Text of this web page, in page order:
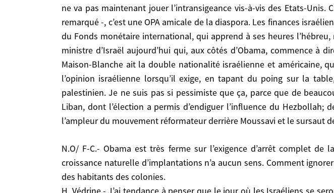
ne va pas maintenant jouer l’intransigeance vis-à-vis des Etats-Unis.
remarqué -, c’est une OPA amicale de la diaspora. Les finances
du Fonds monétaire international, qui apprend à ses heures
ministre d’Israël aujourd’hui qui, aux côtés d’Obama, commence à
Maison-Blanche ait la double nationalité israélienne et américaine,
l’opinion israélienne lorsqu’il exige, en tapant du poing sur la
palestinien. Je ne suis pas si pessimiste que ça, parce que de
Liban, dont l’élection a permis d’endiguer l’influence du
l’ampleur du mouvement réformateur derrière Moussavi et le sursaut
N.O/ F-C.- Obama est très ferme sur l’exigence d’arrêt complet de la colonisation des territoires occupés. Peut-il être entendu?A. Adler.- La
croissance naturelle d’implantations n’a aucun sens. Comment
des habitants des colonies.
naturelle d’implantations n’a aucun sens. Comment ignorer que la
H. Védrine.- J’ai tendance à penser que le jour où les Israéliens se
américaines renforcées, ils iront au bout du processus; y compris avec
même si une petite partie d’entre eux créée une sorte d’OAS…
A. Adler.- Nous avons connu ça à la fin de la guerre d’Algérie.
H. Védrine.- Mais finalement, s’il fallait faire un pari, je pense que les
Propos recueillis par Gilles Anquetil et François Armanet
Source:Https://www.hubertvedrine.net
Homepage > Publications > Que Cherche Obama Au Moyen-Orient? Le